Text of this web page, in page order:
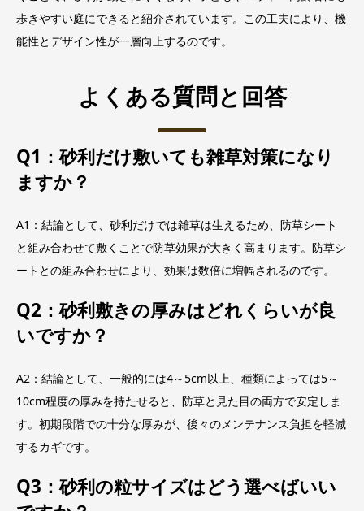
歩きやすい庭にできると紹介されています。この工夫により、機
能性とデザイン性が一層向上するのです。
よくある質問と回答
Q1：砂利だけ敷いても雑草対策になり
ますか？
A1：結論として、砂利だけでは雑草は生えるため、防草シート
と組み合わせて敷くことで防草効果が大きく高まります。防草シ
ートとの組み合わせにより、効果は数倍に増幅されるのです。
Q2：砂利敷きの厚みはどれくらいが良
いですか？
A2：結論として、一般的には4～5cm以上、種類によっては5～
10cm程度の厚みを持たせると、防草と見た目の両方で安定しま
す。初期段階での十分な厚みが、後々のメンテナンス負担を軽減
するカギです。
Q3：砂利の粒サイズはどう選べばいい